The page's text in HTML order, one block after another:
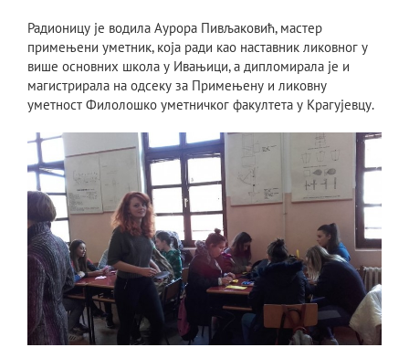
Радионицу је водила Аурора Пивљаковић, мастер
примењени уметник, која ради као наставник ликовног у
више основних школа у Ивањици, а дипломирала је и
магистрирала на одсеку за Примењену и ликовну
уметност Филолошко уметничког факултета у Крагујевцу.